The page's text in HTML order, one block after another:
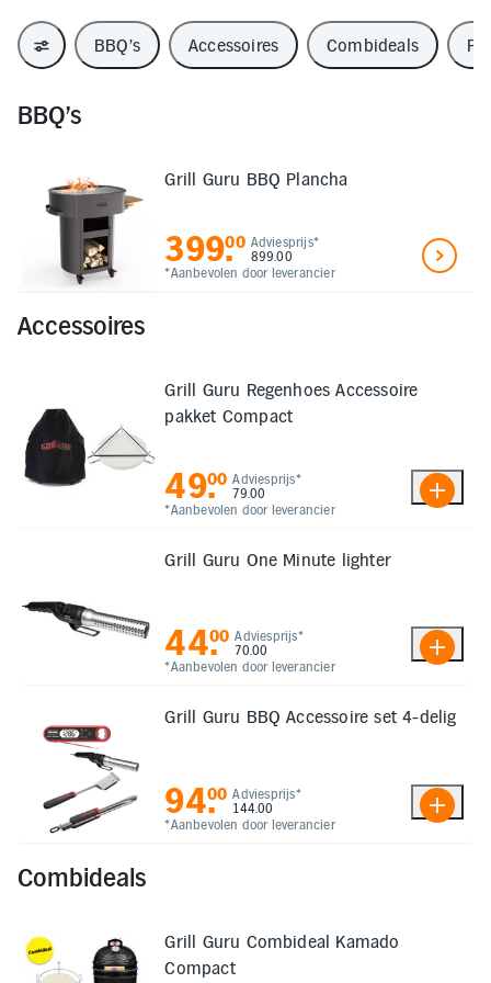
BBQ's Accessoires Combideals
BBQ's
Grill Guru BBQ Plancha
Adviesprijs*
899.00
*Aanbevolen door leverancier
399.
00
Accessoires
Grill Guru Regenhoes Accessoire
pakket Compact
Adviesprijs*
79.00
*Aanbevolen door leverancier
49.
00
Grill Guru One Minute lighter
Adviesprijs*
70.00
*Aanbevolen door leverancier
44.
00
Grill Guru BBQ Accessoire set 4-delig
Adviesprijs*
144.00
*Aanbevolen door leverancier
94.
00
Combideals
Grill Guru Combideal Kamado
Compact